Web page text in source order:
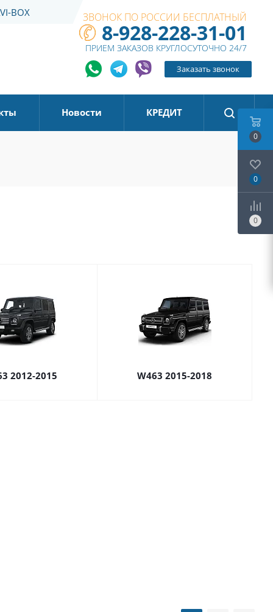
BOX ЗВОНОК ПО РОССИИ БЕСПЛАТНЫЙ
8-928-228-31-01
ПРИЕМ ЗАКАЗОВ КРУГЛОСУТОЧНО 24/7
Заказать звонок
Новости КРЕДИТ
2012-2015 W463 2015-2018
0
0
0